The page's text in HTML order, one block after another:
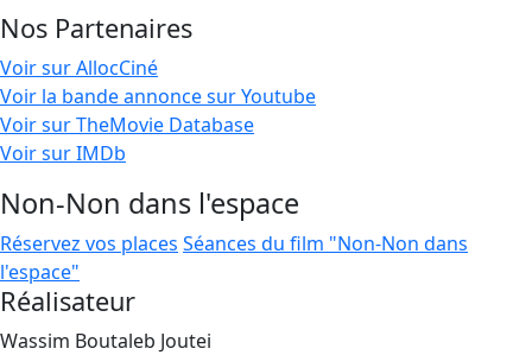
Nos Partenaires
Voir sur AllocCiné
Voir la bande annonce sur Youtube
Voir sur TheMovie Database
Voir sur IMDb
Non-Non dans l'espace
Réservez vos places Séances du film "Non-Non dans
l'espace"
Réalisateur
Wassim Boutaleb Joutei